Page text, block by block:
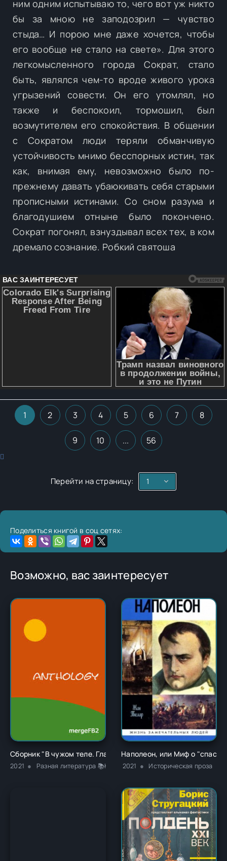
ним одним испытываю то, чего вот уж никто
бы за мною не заподозрил — чувство
стыда… И порою мне даже хочется, чтобы
его вообще не стало на свете». Для этого
легкомысленного города Сократ, стало
быть, являлся чем-то вроде живого урока
угрызений совести. Он его утомлял, но
также и беспокоил, тормошил, был
возмутителем его спокойствия. В общении
с Сократом люди теряли обманчивую
устойчивость мнимо бесспорных истин, так
как, внимая ему, невозможно было по-
прежнему давать убаюкивать себя старыми
прописными истинами. Со сном разума и
благодушием отныне было покончено.
Сократ погонял, взнуздывал всех тех, в ком
дремало сознание. Робкий святоша
1 2 3 4 5 6 7 8
9 10 ... 56
Перейти на страницу:
Поделиться книгой в соц сетях:
Возможно, вас заинтересует
Сборник "В чужом теле. Глава 1" - Ричард Карл Лаймон
2021 Разная литература 📚Классика
Наполеон, или Миф о
2021 Историческая проза